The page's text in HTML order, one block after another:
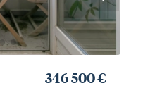
346 500 €